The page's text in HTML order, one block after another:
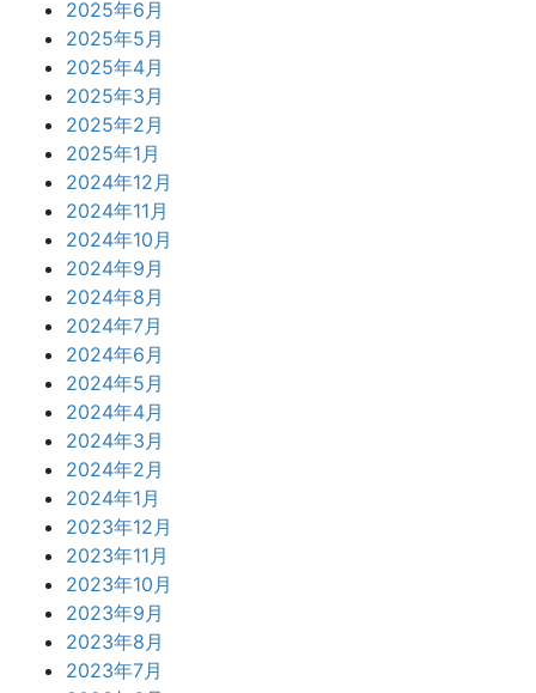
2025年6月
2025年5月
2025年4月
2025年3月
2025年2月
2025年1月
2024年12月
2024年11月
2024年10月
2024年9月
2024年8月
2024年7月
2024年6月
2024年5月
2024年4月
2024年3月
2024年2月
2024年1月
2023年12月
2023年11月
2023年10月
2023年9月
2023年8月
2023年7月